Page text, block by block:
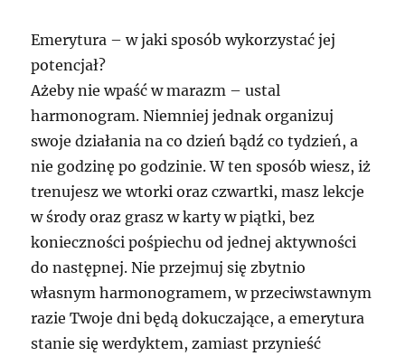
Emerytura – w jaki sposób wykorzystać jej
potencjał?
Ażeby nie wpaść w marazm – ustal
harmonogram. Niemniej jednak organizuj
swoje działania na co dzień bądź co tydzień, a
nie godzinę po godzinie. W ten sposób wiesz, iż
trenujesz we wtorki oraz czwartki, masz lekcje
w środy oraz grasz w karty w piątki, bez
konieczności pośpiechu od jednej aktywności
do następnej. Nie przejmuj się zbytnio
własnym harmonogramem, w przeciwstawnym
razie Twoje dni będą dokuczające, a emerytura
stanie się werdyktem, zamiast przynieść